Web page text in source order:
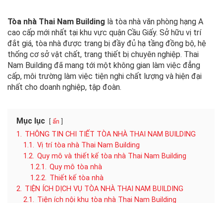
Tòa nhà Thai Nam Building là tòa nhà văn phòng hạng A
cao cấp mới nhất tại khu vực quận Cầu Giấy. Sở hữu vị trí
đắt giá, tòa nhà được trang bị đầy đủ hạ tầng đồng bộ, hệ
thống cơ sở vật chất, trang thiết bị chuyên nghiệp. Thai
Nam Building đã mang tới một không gian làm việc đẳng
cấp, môi trường làm việc tiện nghi chất lượng và hiện đại
nhất cho doanh nghiệp, tập đoàn.
Mục lục ẩn
1. THÔNG TIN CHI TIẾT TÒA NHÀ THAI NAM BUILDING
1.1. Vị trí tòa nhà Thai Nam Building
1.2. Quy mô và thiết kế tòa nhà Thai Nam Building
1.2.1. Quy mô tòa nhà
1.2.2. Thiết kế tòa nhà
2. TIỆN ÍCH DỊCH VỤ TÒA NHÀ THAI NAM BUILDING
2.1. Tiện ích nội khu tòa nhà Thai Nam Building